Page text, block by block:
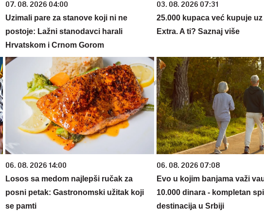
07. 08. 2026 04:00
Uzimali pare za stanove koji ni ne
postoje: Lažni stanodavci harali
Hrvatskom i Crnom Gorom
03. 08. 2026 07:31
25.000 kupaca već kupuje uz
Extra. A ti? Saznaj više
06. 08. 2026 14:00
Losos sa medom najlepši ručak za
posni petak: Gastronomski užitak koji
se pamti
06. 08. 2026 07:08
Evo u kojim banjama važi
10.000 dinara - kompletan
destinacija u Srbiji